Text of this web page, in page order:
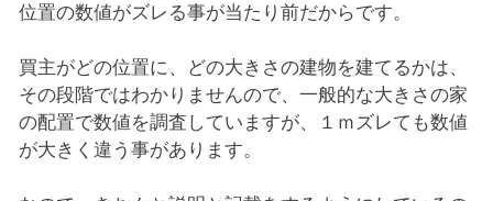
位置の数値がズレる事が当たり前だからです。
買主がどの位置に、どの大きさの建物を建てるかは、
その段階ではわかりませんので、一般的な大きさの家
の配置で数値を調査していますが、１ｍズレても数値
が大きく違う事があります。